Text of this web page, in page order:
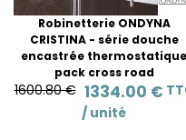
Robinetterie ONDYNA
CRISTINA - série douche
encastrée thermostatique
pack cross road
1600.80 € 1334.00 €
/ unité